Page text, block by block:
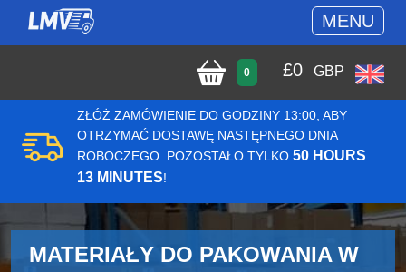
MENU
0 £0 GBP
ZŁÓŻ ZAMÓWIENIE DO GODZINY 13:00, ABY
OTRZYMAĆ DOSTAWĘ NASTĘPNEGO DNIA
ROBOCZEGO. POZOSTAŁO TYLKO 50 HOURS
13 MINUTES!
MATERIAŁY DO PAKOWANIA W